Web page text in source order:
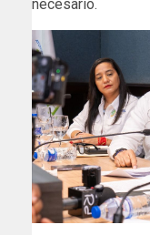
necesario.